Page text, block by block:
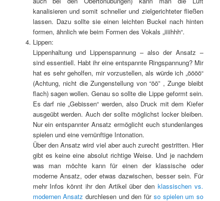
kanalisieren und somit schneller und zielgerichteter fließen
lassen. Dazu sollte sie einen leichten Buckel nach hinten
formen, ähnlich wie beim Formen des Vokals „iiiihhh“.
Lippen:
Lippenhaltung und Lippenspannung – also der Ansatz –
sind essentiell. Habt ihr eine entspannte Ringspannung? Mir
hat es sehr geholfen, mir vorzustellen, als würde ich „öööö“
(Achtung, nicht die Zungenstellung von “öö” , Zunge bleibt
flach) sagen wollen. Genau so sollte die Lippe geformt sein.
Es darf nie „Gebissen“ werden, also Druck mit dem Kiefer
ausgeübt werden. Auch der sollte möglichst locker bleiben.
Nur ein entspannter Ansatz ermöglicht euch stundenlanges
spielen und eine vernünftige Intonation.
Über den Ansatz wird viel aber auch zurecht gestritten. Hier
gibt es keine eine absolut richtige Weise. Und je nachdem
was man möchte kann für einen der klassische oder
moderne Ansatz, oder etwas dazwischen, besser sein. Für
mehr Infos könnt ihr den Artikel über denklassischen vs.
modernen Ansatz durchlesen und den für so spielen um so